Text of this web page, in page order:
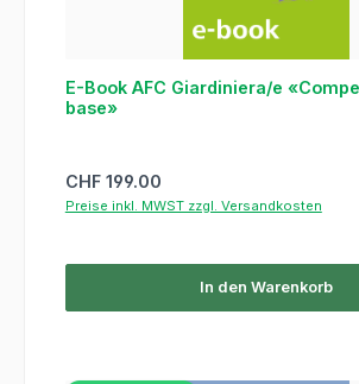
E-Book AFC Giardiniera/e
base»
Regulärer Preis:
CHF 199.00
Preise inkl. MWST zzgl. Versandkosten
In den Warenkorb